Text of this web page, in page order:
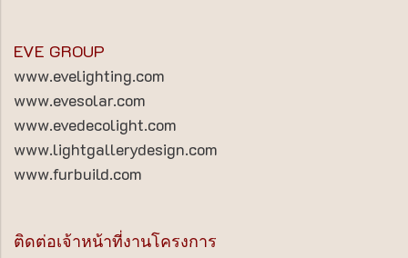
EVE GROUP
www.evelighting.com
www.evesolar.com
www.evedecolight.com
www.lightgallerydesign.com
www.furbuild.com
ติดต่อเจ้าหน้าที่งานโครงการ